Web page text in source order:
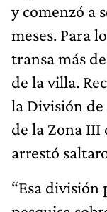
y comenzó a
meses. Para
transa más
de la villa.
la División
de la Zona III
arrestó
“Esa